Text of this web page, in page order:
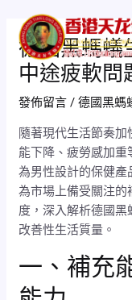
德國黑螞蟻
中途疲軟問
發佈留言 /德國黑螞
隨著現代生活節奏
能下降、疲勞感加重
為男性設計的保健
為市場上備受關注的
度，深入解析德國
改善性生活質量。
一、補充
navigation